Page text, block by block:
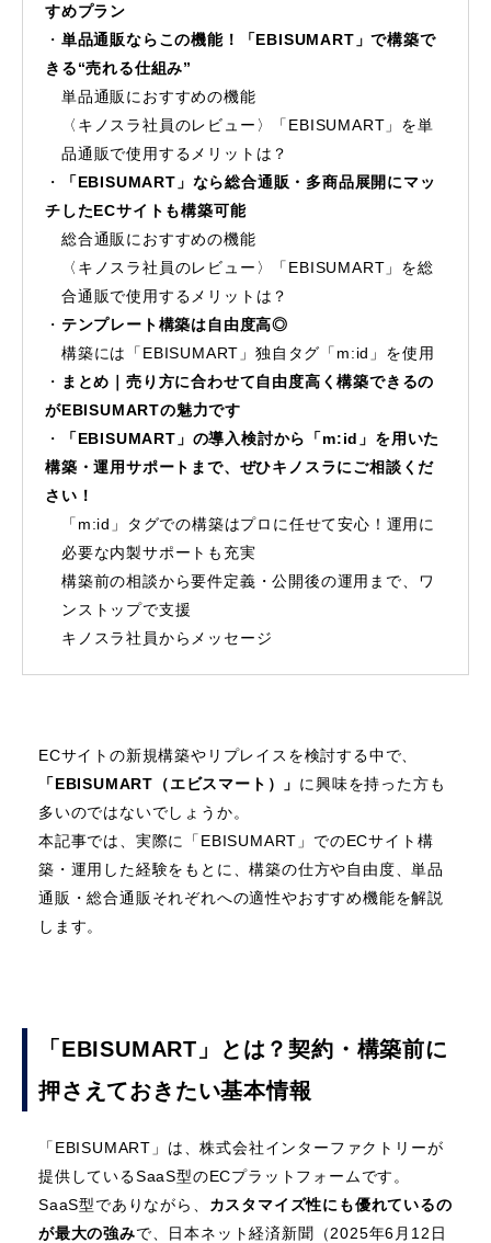
すめプラン
単品通販ならこの機能！「EBISUMART」で構築で
きる“売れる仕組み”
単品通販におすすめの機能
〈キノスラ社員のレビュー〉「EBISUMART」を単
品通販で使用するメリットは？
「EBISUMART」なら総合通販・多商品展開にマッ
チしたECサイトも構築可能
総合通販におすすめの機能
〈キノスラ社員のレビュー〉「EBISUMART」を総
合通販で使用するメリットは？
テンプレート構築は自由度高◎
構築には「EBISUMART」独自タグ「m:id」を使用
まとめ｜売り方に合わせて自由度高く構築できるの
がEBISUMARTの魅力です
「EBISUMART」の導入検討から「m:id」を用いた
構築・運用サポートまで、ぜひキノスラにご相談くだ
さい！
「m:id」タグでの構築はプロに任せて安心！運用に
必要な内製サポートも充実
構築前の相談から要件定義・公開後の運用まで、ワ
ンストップで支援
キノスラ社員からメッセージ
ECサイトの新規構築やリプレイスを検討する中で、
「EBISUMART（エビスマート）」 に興味を持った方も
多いのではないでしょうか。
本記事では、実際に「EBISUMART」でのECサイト構
築・運用した経験をもとに、構築の仕方や自由度、単品
通販・総合通販それぞれへの適性やおすすめ機能を解説
します。
「EBISUMART」とは？契約・構築前に
押さえておきたい基本情報
「EBISUMART」は、株式会社インターファクトリーが
提供しているSaaS型のECプラットフォームです。
SaaS型でありながら、 カスタマイズ性にも優れているの
が最大の強みで、日本ネット経済新聞（2025年6月12日